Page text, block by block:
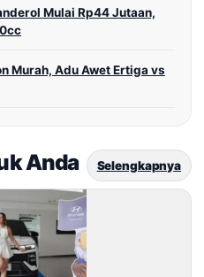
Mulai Rp44 Jutaan,
Murah, Adu Awet Ertiga vs
Anda Selengkapnya